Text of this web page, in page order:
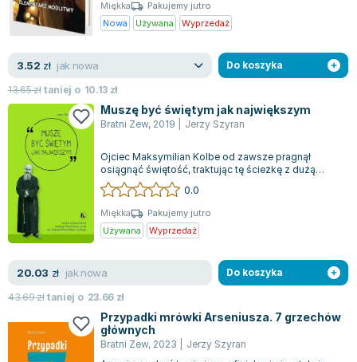
Książki o naukach politycznych dla studentów
Książki do nauk społecznych dla studentów
Książki do nauk ścisłych dla studentów
Prawo - książki dla studentów
Technologia żywności - książki
Zarządzanie i marketing - książki
Nauka języków obcych - książki
Podręczniki dla nauczycieli - metodyka
Repetytoria, testy i materiały pomocnicze
Bolesław Prus
Wanda Chotomska
Józef Ignacy Kraszewski
Clive Staples Lewis
Martyna Wojciechowska
Melissa De la Cruz
Blanka Lipińska
Jaś Kapela
Agatha Christie
Witold Gadowski
Marcin Kowalczyk
Piotr Zychowicz
Joanna Jabłczyńska
Piotr Kościelny
Jan Piński
Miękka
Pakujemy jutro
Nowa
Używana Wyprzedaż
3.52 zł jak nowa
13.65złtaniej o 10.13 zł
Do koszyka
Muszę być świętym jak największym
Bratni Zew, 2019 Jerzy Szyran
Ojciec Maksymilian Kolbe od zawsze pragnął
osiągnąć świętość, traktując tę ścieżkę z dużą
determinacją i oddaniem. Już jako młody...
0.0
Miękka
Pakujemy jutro
Używana
Wyprzedaż
20.03 zł jak nowa
43.69złtaniej o 23.66 zł
Do koszyka
Przypadki mrówki Arseniusza. 7 grzechów
głównych
Bratni Zew, 2023
Jerzy Szyran